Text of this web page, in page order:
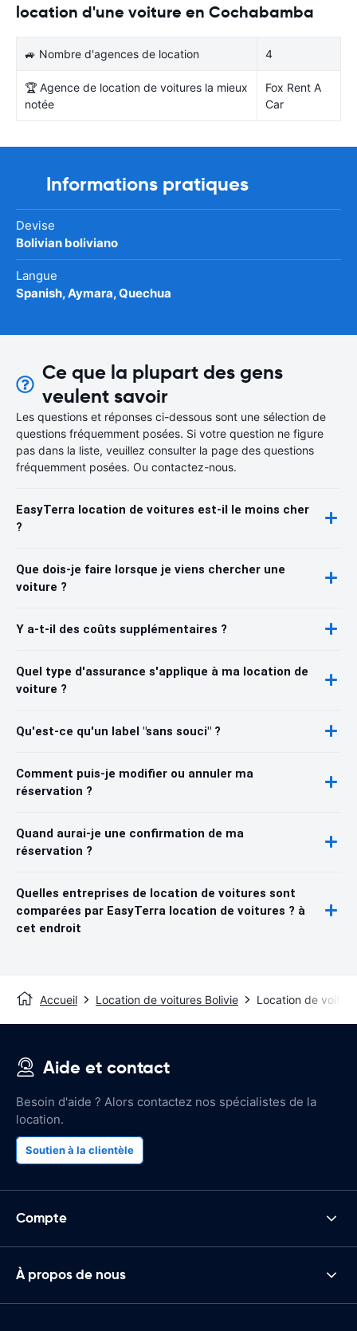
location d'une voiture en Cochabamba
🚙 Nombre d'agences de location 4
🏆 Agence de location de voitures la mieux
notée
Fox Rent A
Car
Informations pratiques
Devise
Bolivian boliviano
Langue
Spanish, Aymara, Quechua
Ce que la plupart des gens
veulent savoir
Les questions et réponses ci-dessous sont une sélection de
questions fréquemment posées. Si votre question ne figure
pas dans la liste, veuillez consulter la page des questions
fréquemment posées. Ou contactez-nous.
EasyTerra location de voitures est-il le moins cher
?
Que dois-je faire lorsque je viens chercher une
voiture ?
Y a-t-il des coûts supplémentaires ?
Quel type d'assurance s'applique à ma location de
voiture ?
Qu'est-ce qu'un label "sans souci" ?
Comment puis-je modifier ou annuler ma
réservation ?
Quand aurai-je une confirmation de ma
réservation ?
Quelles entreprises de location de voitures sont
comparées par EasyTerra location de voitures ? à
cet endroit
Accueil Location de voitures Bolivie Location de
Aide et contact
Besoin d'aide ? Alors contactez nos spécialistes de la
location.
Soutien à la clientèle
Compte
À propos de nous